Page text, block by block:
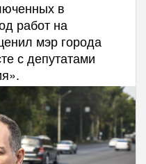
в
работ на
мэр города
с депутатами